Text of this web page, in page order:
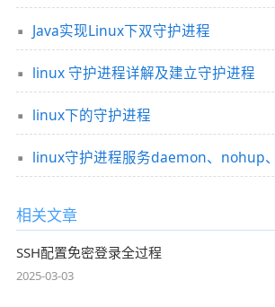
Java实现Linux下双守护进程
linux 守护进程详解及建立守护进程
linux下的守护进程
linux守护进程服务daemon、nohup
相关文章
SSH配置免密登录全过程
2025-03-03